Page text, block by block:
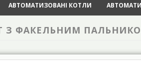
АВТОМАТИЗОВАНІ КОТЛИ
З ФАКЕЛЬНИМ